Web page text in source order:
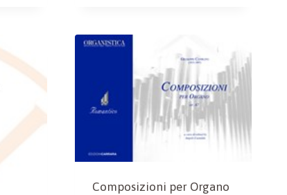
Composizioni per Organo